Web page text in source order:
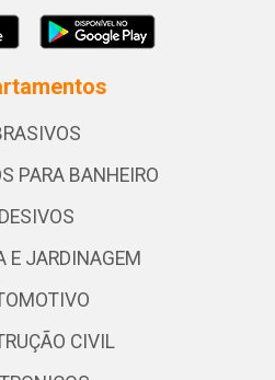
PARA BANHEIRO
E JARDINAGEM
CIVIL